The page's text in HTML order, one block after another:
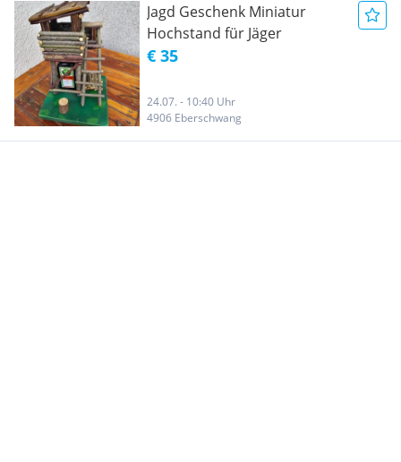
Jagd Geschenk Miniatur
Hochstand für Jäger
€ 35
24.07. - 10:40 Uhr
4906 Eberschwang